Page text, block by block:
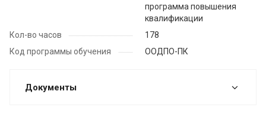
программа повышения
квалификации
Кол-во часов
178
Код программы обучения
ООДПО-ПК
Документы